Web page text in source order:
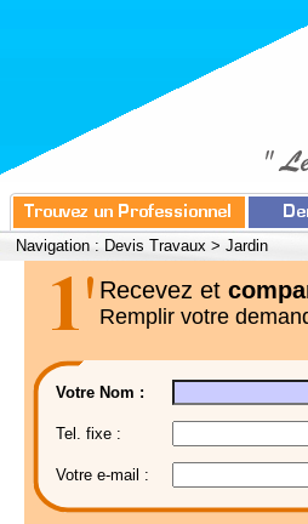
Navigation : Devis Travaux > Jardin
Recevez et
Remplir votre
Votre Nom :
Tel. fixe :
Votre e-mail :